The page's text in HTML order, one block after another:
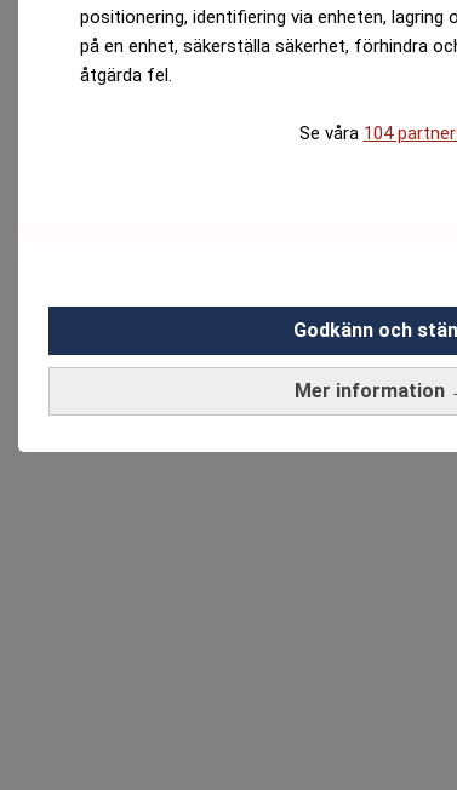
positionering, identifiering via enheten,
på en enhet, säkerställa säkerhet, förhindra
åtgärda fel.
Se våra 104
Mer information
Godkänn och